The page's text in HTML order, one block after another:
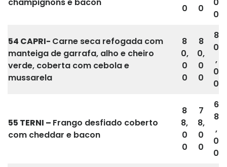
0
0
0
54 CAPRI- Carne seca refogada com
manteiga de garrafa, alho e cheiro
verde, coberta com cebola e
mussarela
8
0,
0
0
8
0,
0
0
8
0
,
0
0
55 TERNI – Frango desfiado coberto
com cheddar e bacon
8
8,
0
0
7
8,
0
0
6
8
,
0
0